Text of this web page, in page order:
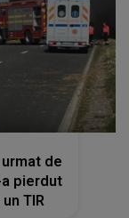
de
pierdut
TIR